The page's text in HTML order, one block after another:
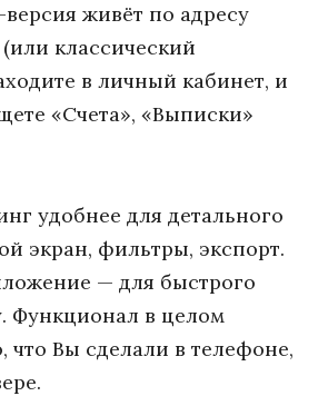
живёт по адресу
классический
в личный кабинет, и
«Счета», «Выписки»
удобнее для детального
экран, фильтры, экспорт.
— для быстрого
Функционал в целом
что Вы сделали в телефоне,